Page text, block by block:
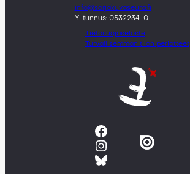
info@sarjakuvaseura.fi
Y-tunnus: 0532234-0
Tietosuojaseloste
Turvallisemman tilan periatteet
Facebook
Instagram
Bluesky